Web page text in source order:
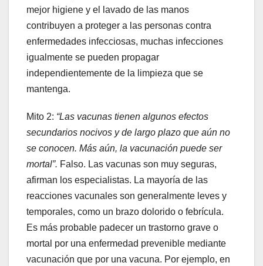
mejor higiene y el lavado de las manos
contribuyen a proteger a las personas contra
enfermedades infecciosas, muchas infecciones
igualmente se pueden propagar
independientemente de la limpieza que se
mantenga.
Mito 2: “Las vacunas tienen algunos efectos
secundarios nocivos y de largo plazo que aún no
se conocen. Más aún, la vacunación puede ser
mortal”. Falso. Las vacunas son muy seguras,
afirman los especialistas. La mayoría de las
reacciones vacunales son generalmente leves y
temporales, como un brazo dolorido o febrícula.
Es más probable padecer un trastorno grave o
mortal por una enfermedad prevenible mediante
vacunación que por una vacuna. Por ejemplo, en